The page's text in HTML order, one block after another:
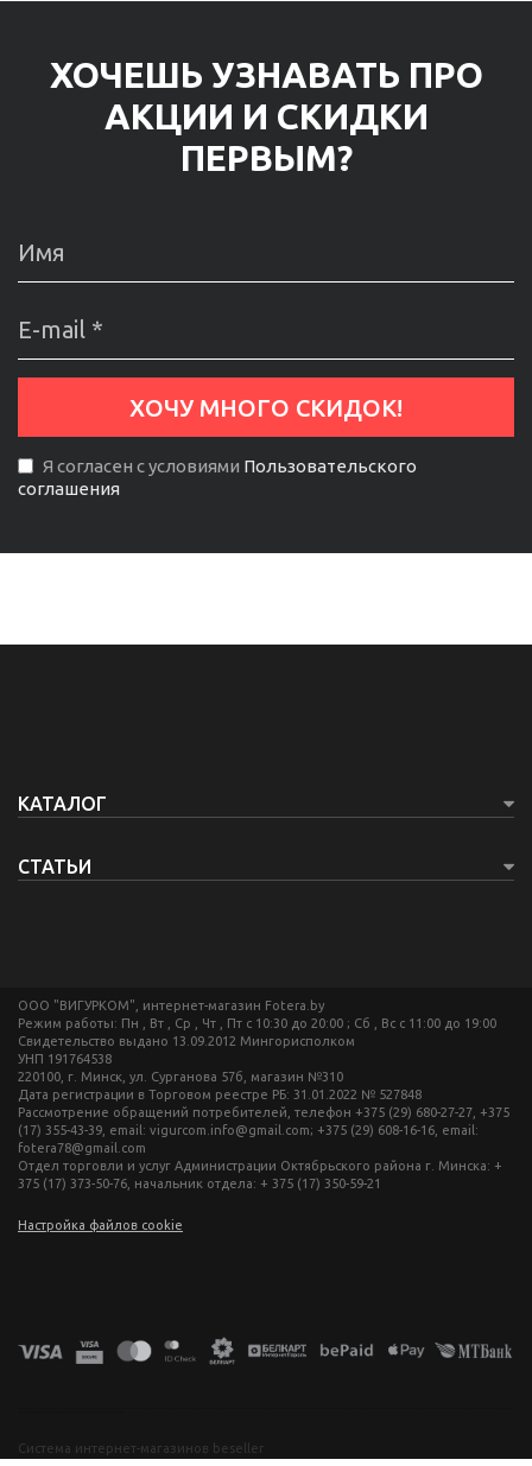
ХОЧЕШЬ УЗНАВАТЬ ПРО
АКЦИИ И СКИДКИ
ПЕРВЫМ?
Я согласен с условиями Пользовательского
соглашения
КАТАЛОГ
СТАТЬИ
ООО "ВИГУРКОМ", интернет-магазин Fotera.by
Режим работы: Пн , Вт , Ср , Чт , Пт c 10:30 до 20:00 ; Сб , Вс c 11:00 до 19:00
Свидетельство выдано 13.09.2012 Мингорисполком
УНП 191764538
220100, г. Минск, ул. Сурганова 57б, магазин №310
Дата регистрации в Торговом реестре РБ: 31.01.2022 № 527848
Рассмотрение обращений потребителей, телефон +375 (29) 680-27-27, +375
(17) 355-43-39, email: vigurcom.info@gmail.com; +375 (29) 608-16-16, email:
fotera78@gmail.com
Отдел торговли и услуг Администрации Октябрьского района г. Минска: +
375 (17) 373-50-76, начальник отдела: + 375 (17) 350-59-21
Настройка файлов cookie
Система интернет-магазинов beseller